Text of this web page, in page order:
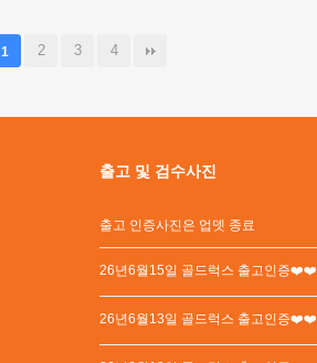
1 2 3 4
출고 및 검수사진
출고 인증사진은 업뎃 종료
26년6월15일 골드럭스 출고인증❤️❤️
26년6월13일 골드럭스 출고인증❤️❤️